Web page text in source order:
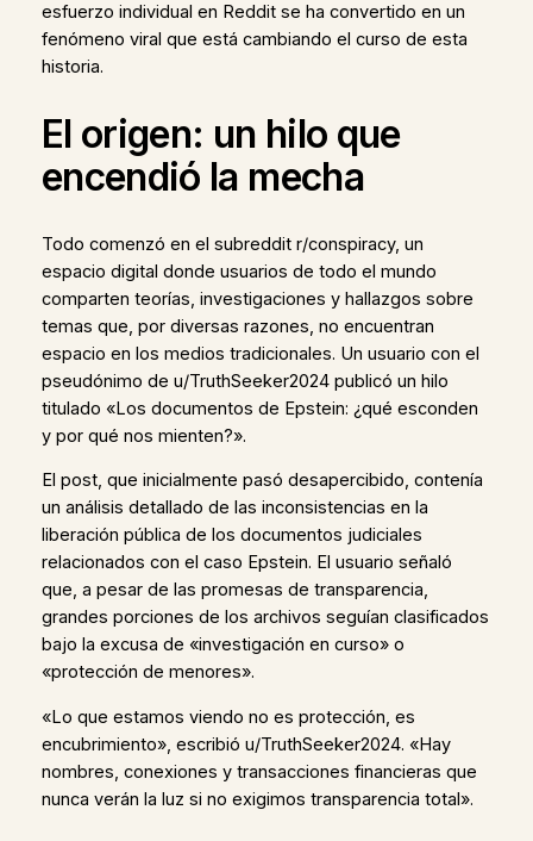
esfuerzo individual en Reddit se ha convertido en un
fenómeno viral que está cambiando el curso de esta
historia.
El origen: un hilo que
encendió la mecha
Todo comenzó en el subreddit r/conspiracy, un
espacio digital donde usuarios de todo el mundo
comparten teorías, investigaciones y hallazgos sobre
temas que, por diversas razones, no encuentran
espacio en los medios tradicionales. Un usuario con el
pseudónimo de u/TruthSeeker2024 publicó un hilo
titulado «Los documentos de Epstein: ¿qué esconden
y por qué nos mienten?».
El post, que inicialmente pasó desapercibido, contenía
un análisis detallado de las inconsistencias en la
liberación pública de los documentos judiciales
relacionados con el caso Epstein. El usuario señaló
que, a pesar de las promesas de transparencia,
grandes porciones de los archivos seguían clasificados
bajo la excusa de «investigación en curso» o
«protección de menores».
«Lo que estamos viendo no es protección, es
encubrimiento», escribió u/TruthSeeker2024. «Hay
nombres, conexiones y transacciones financieras que
nunca verán la luz si no exigimos transparencia total».